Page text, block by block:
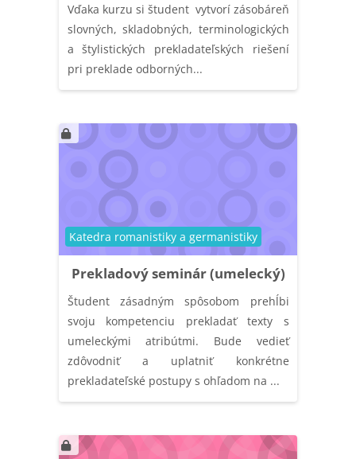
Vďaka kurzu si študent vytvorí zásobáreň
slovných, skladobných, terminologických
a štylistických prekladateľských riešení
pri preklade odborných...
Prekladový seminár (umelecký)
Kategória kurzu
Katedra romanistiky a germanistiky
Študent zásadným spôsobom prehĺbi
svoju kompetenciu prekladať texty s
umeleckými atribútmi. Bude vedieť
zdôvodniť a uplatniť konkrétne
prekladateľské postupy s ohľadom na ...